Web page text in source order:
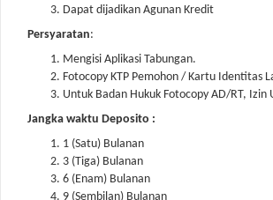
Dapat dijadikan Agunan Kredit
Persyaratan:
Mengisi Aplikasi Tabungan.
Fotocopy KTP Pemohon / Kartu Identitas
Untuk Badan Hukuk Fotocopy AD/RT, Izin
Jangka waktu Deposito :
1 (Satu) Bulanan
3 (Tiga) Bulanan
6 (Enam) Bulanan
9 (Sembilan) Bulanan
Tamades